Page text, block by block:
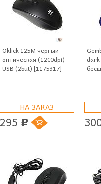
Oklick 125M черный
оптическая (1200dpi)
USB (2but) [1175317]
НА ЗАКАЗ
295 p
dark
300